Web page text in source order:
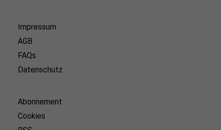
Impressum
AGB
FAQs
Datenschutz
Abonnement
Cookies